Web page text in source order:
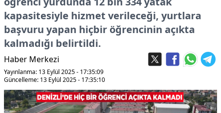
kapasitesiyle hizmet verileceği, yurtlara
başvuru yapan hiçbir öğrencinin açıkta
kalmadığı belirtildi.
Haber Merkezi
Yayınlanma: 13 Eylül 2025 - 17:35:09
Güncelleme: 13 Eylül 2025 - 17:35:10